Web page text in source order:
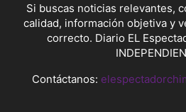
Si buscas noticias relevantes,
calidad, información objetiva y
correcto. Diario EL
Contáctanos: